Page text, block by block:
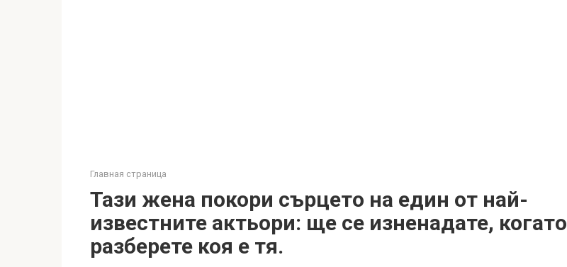
Главная страница
Тази жена покори сърцето на един от най-
известните актьори: ще се изненадате, когато
разберете коя е тя.